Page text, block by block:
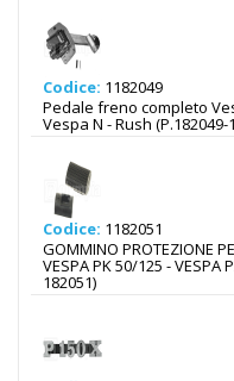
Codice: 1182049
Pedale freno completo
Vespa N - Rush (P.182049-
Codice: 1182051
GOMMINO PROTEZIONE
VESPA PK 50/125 - VESPA
182051)